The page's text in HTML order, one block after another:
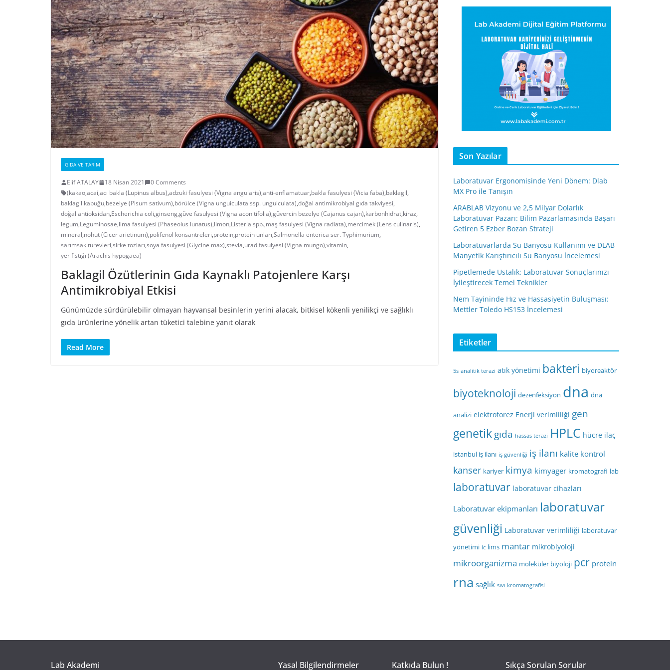
GIDA VE TARIM
Elif ATALAY 18 Nisan 2021
0 Comments
(kakao,acaí,acı bakla (Lupinus albus),adzuki fasulyesi (Vigna angularis),anti-enflamatuar,bakla fasulyesi (Vicia faba),baklagil,
baklagil kabuğu,bezelye (Pisum sativum),börülce (Vigna unguiculata ssp. unguiculata),doğal antimikrobiyal gıda takviyesi,
doğal antioksidan,Escherichia coli,ginseng,güve fasulyesi (Vigna aconitifolia),güvercin bezelye (Cajanus cajan),karbonhidrat,kiraz,
legum,Leguminosae,lima fasulyesi (Phaseolus lunatus),limon,Listeria spp.,maş fasulyesi (Vigna radiata),mercimek (Lens culinaris),
mineral,nohut (Cicer arietinum),polifenol konsantreleri,protein,protein unları,Salmonella enterica ser. Typhimurium,
sarımsak türevleri,sirke tozları,soya fasulyesi (Glycine max),stevia,urad fasulyesi (Vigna mungo),vitamin,
yer fıstığı (Arachis hypogaea)
Baklagil Özütlerinin Gıda Kaynaklı Patojenlere Karşı
Antimikrobiyal Etkisi
Günümüzde sürdürülebilir olmayan hayvansal besinlerin yerini alacak, bitkisel kökenli yenilikçi ve sağlıklı
gıda ürünlerine yönelik artan tüketici talebine yanıt olarak
Read More
Son Yazılar
Laboratuvar Ergonomisinde Yeni Dönem: Dlab
MX Pro ile Tanışın
ARABLAB Vizyonu ve 2,5 Milyar Dolarlık
Laboratuvar Pazarı: Bilim Pazarlamasında Başarı
Getiren 5 Ezber Bozan Strateji
Laboratuvarlarda Su Banyosu Kullanımı ve DLAB
Manyetik Karıştırıcılı Su Banyosu İncelemesi
Pipetlemede Ustalık: Laboratuvar Sonuçlarınızı
İyileştirecek Temel Teknikler
Nem Tayininde Hız ve Hassasiyetin Buluşması:
Mettler Toledo HS153 İncelemesi
Etiketler
5s analitik terazi atık yönetimi bakteri biyoreaktör
biyoteknoloji dezenfeksiyon dna dna
analizi elektroforez Enerji verimliliği gen
genetikgıda hassas terazi HPLC hücre ilaç
istanbul iş ilanı iş güvenliği iş ilanı kalite kontrol
kanser kariyer kimya kimyager kromatografi lab
laboratuvar laboratuvar cihazları
Laboratuvar ekipmanları laboratuvar
güvenliği Laboratuvar verimliliği laboratuvar
yönetimi lc lims mantar mikrobiyoloji
mikroorganizma moleküler biyoloji pcr protein
rna sağlık sıvı kromatografisi
Lab Akademi Yasal Bilgilendirmeler Katkıda Bulun ! Sıkça Sorulan Sorular